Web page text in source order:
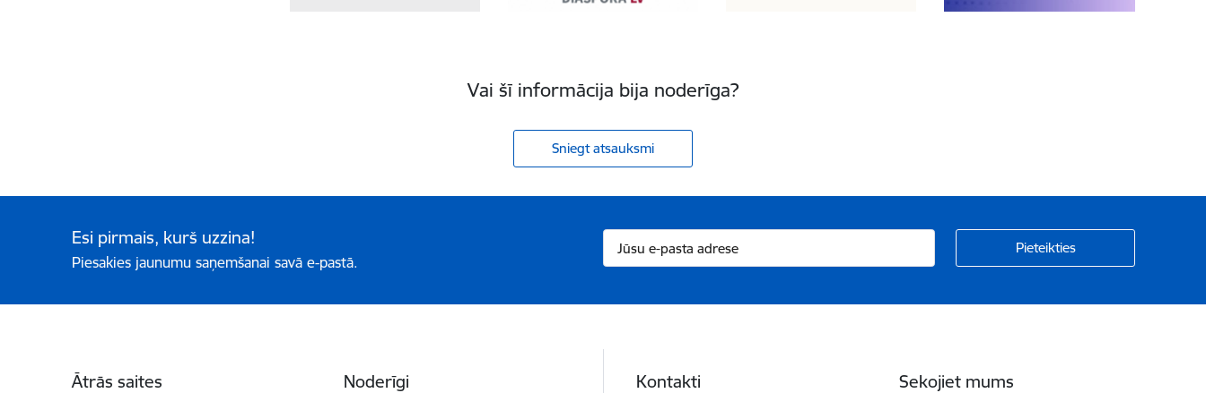
Vai šī informācija bija noderīga?
Sniegt atsauksmi
Esi pirmais, kurš uzzina!
Piesakies jaunumu saņemšanai savā e-pastā.
Ātrās saites Noderīgi Kontakti Sekojiet mums